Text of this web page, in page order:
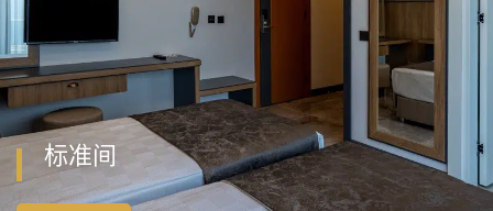
标准间